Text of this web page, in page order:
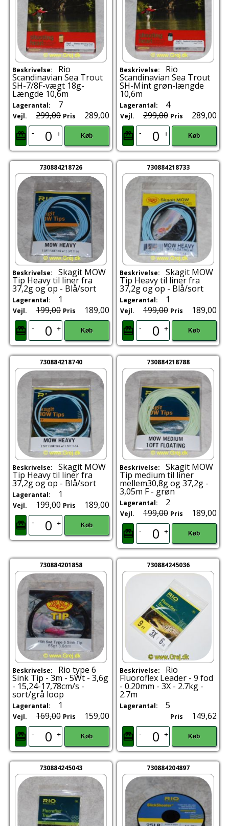
Beskrivelse: Rio
Scandinavian Sea Trout
SH-7/8F-vægt 18g-
Længde 10,6m
Lagerantal: 7
Vejl. 299,00 Pris 289,00
- + Køb
Beskrivelse: Rio
Scandinavian Sea Trout
SH-Mint grøn-længde
10,6m
Lagerantal: 4
Vejl. 299,00 Pris 289,00
- + Køb
730884218726
Beskrivelse: Skagit MOW
Tip Heavy til liner fra
37,2g og op - Blå/sort
Lagerantal: 1
Vejl. 199,00 Pris 189,00
- + Køb
730884218733
Beskrivelse: Skagit MOW
Tip Heavy til liner fra
37,2g og op - Blå/sort
Lagerantal: 1
Vejl. 199,00 Pris 189,00
- + Køb
730884218740
Beskrivelse: Skagit MOW
Tip Heavy til liner fra
37,2g og op - Blå/sort
Lagerantal: 1
Vejl. 199,00 Pris 189,00
- + Køb
730884218788
Beskrivelse: Skagit MOW
Tip medium til liner
mellem30,8g og 37,2g -
3,05m F - grøn
Lagerantal: 2
Vejl. 199,00 Pris 189,00
- + Køb
730884201858
Beskrivelse: Rio type 6
Sink Tip - 3m - 5Wt - 3,6g
- 15,24-17,78cm/s -
sort/grå loop
Lagerantal: 1
Vejl. 169,00 Pris 159,00
- + Køb
730884245036
Beskrivelse: Rio
Fluoroflex Leader - 9 fod
- 0.20mm - 3X - 2.7kg -
2.7m
Lagerantal: 5
Pris 149,62
- + Køb
730884245043 730884204897